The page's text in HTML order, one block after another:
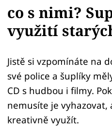
Témata
Showbyznys
Youtubeři
Virály
co s nimi?
využití
Jistě si vzpomínáte na
své police a šuplíky
CD s hudbou i filmy.
nemusíte je
kreativně využít.